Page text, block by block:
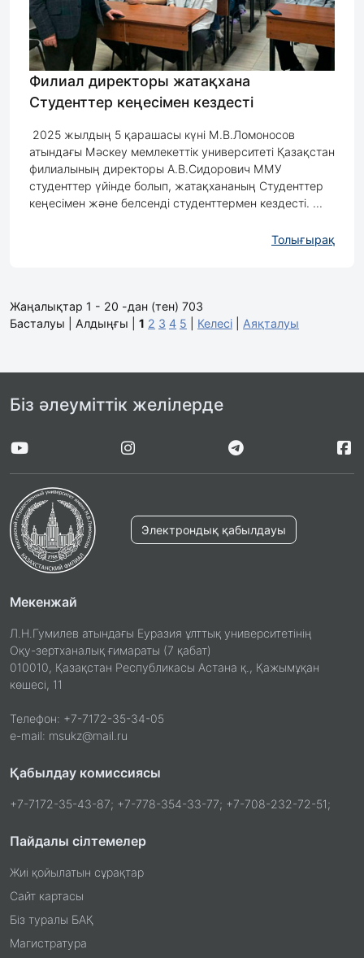
Филиал директоры жатақхана
Студенттер кеңесімен кездесті
2025 жылдың 5 қарашасы күні М.В.Ломоносов
атындағы Мәскеу мемлекеттік университеті Қазақстан
филиалының директоры А.В.Сидорович ММУ
студенттер үйінде болып, жатақхананың Студенттер
кеңесімен және белсенді студенттермен кездесті. ...
Толығырақ
Жаңалықтар 1 - 20 -дан (тен) 703
Басталуы | Алдыңғы | 1 2 3 4 5 Келесі Аяқталуы
Біз әлеуміттік желілерде
Электрондық қабылдауы
Мекенжай
Л.Н.Гумилев атындағы Еуразия ұлттық университетінің
Оқу-зертханалық ғимараты (7 қабат)
010010, Қазақстан Республикасы Астана қ., Қажымұқан
көшесі, 11
Телефон: +7-7172-35-34-05
e-mail: msukz@mail.ru
Қабылдау комиссиясы
+7-7172-35-43-87; +7-778-354-33-77; +7-708-232-72-51;
Пайдалы сілтемелер
Жиі қойылатын сұрақтар
Сайт картасы
Біз туралы БАҚ
Магистратура